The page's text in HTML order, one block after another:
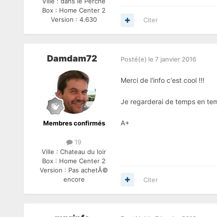
Box : Home Center 2
Version :4.630 Citer
Damdam72
Membres confirmés
19
Ville :Chateau du loir
Box : Home Center 2
Version : Pas achetÃ©
encore
Posté(e) le 7 janvier 2016
Merci de l'info c'est cool !!!
Je regarderai de temps en
A+
Citer